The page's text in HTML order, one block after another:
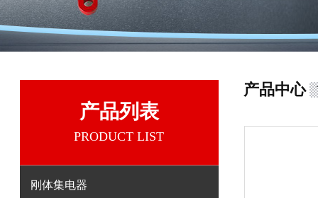
产品列表
PRODUCT LIST
刚体集电器
产品中心